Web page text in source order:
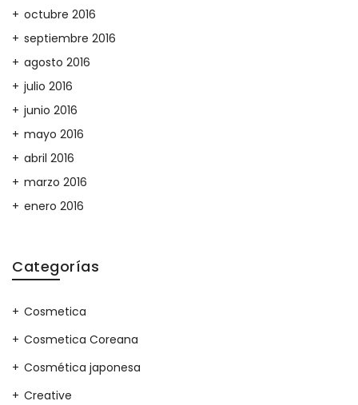
octubre 2016
septiembre 2016
agosto 2016
julio 2016
junio 2016
mayo 2016
abril 2016
marzo 2016
enero 2016
Categorías
Cosmetica
Cosmetica Coreana
Cosmética japonesa
Creative